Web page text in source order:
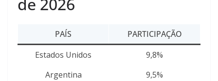
de 2026
PAÍS
PARTICIPAÇÃO
Estados Unidos
9,8%
Argentina
9,5%